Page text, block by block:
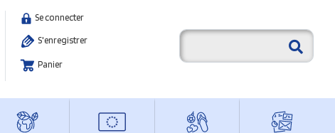
Se connecter
S'enregistrer
Panier